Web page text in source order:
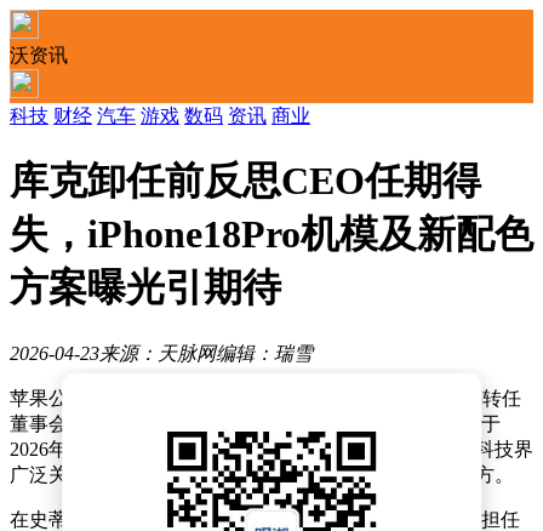
沃资讯
科技 财经 汽车 游戏 数码 资讯 商业
库克卸任前反思CEO任期得
失，iPhone18Pro机模及新配色
方案曝光引期待
2026-04-23来源：天脉网编辑：瑞雪
苹果公司近日宣布重大人事变动，现任CEO蒂姆·库克将转任
董事会执行董事长，硬件工程高级副总裁约翰·特努斯将于
2026年9月1日正式接任首席执行官一职。这一消息引发科技界
广泛关注，各界纷纷猜测新任掌门人将带领苹果走向何方。
在史蒂夫·乔布斯剧院举行的全员大会上，库克回顾了其担任